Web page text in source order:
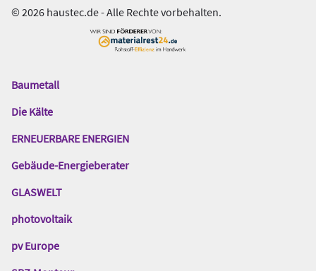
© 2026 haustec.de - Alle Rechte vorbehalten.
Das
Gentner
Baumetall
Die Kälte
ERNEUERBARE ENERGIEN
Gebäude-Energieberater
GLASWELT
photovoltaik
pv Europe